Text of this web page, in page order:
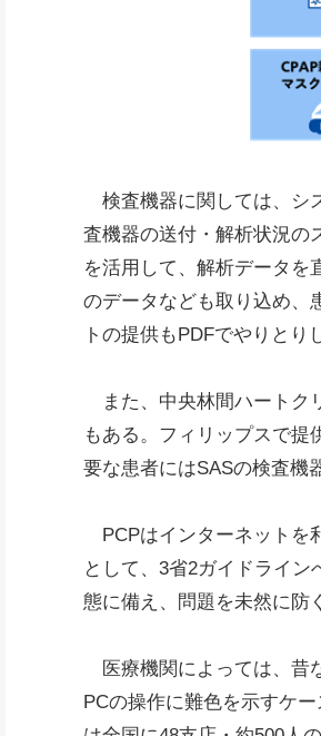
検査機器に関しては、シ
査機器の送付・解析状況の
を活用して、解析データを
のデータなども取り込め、
トの提供もPDFでやりとり
また、中央林間ハートク
もある。フィリップスで提
要な患者にはSASの検査機
PCPはインターネットを
として、3省2ガイドライ
態に備え、問題を未然に防
医療機関によっては、昔
PCの操作に難色を示すケ